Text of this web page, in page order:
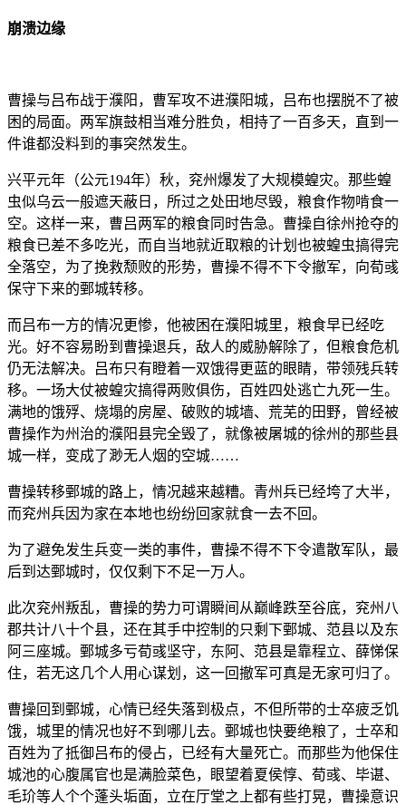
崩溃边缘
曹操与吕布战于濮阳，曹军攻不进濮阳城，吕布也摆脱不了被
困的局面。两军旗鼓相当难分胜负，相持了一百多天，直到一
件谁都没料到的事突然发生。
兴平元年（公元194年）秋，兖州爆发了大规模蝗灾。那些蝗
虫似乌云一般遮天蔽日，所过之处田地尽毁，粮食作物啃食一
空。这样一来，曹吕两军的粮食同时告急。曹操自徐州抢夺的
粮食已差不多吃光，而自当地就近取粮的计划也被蝗虫搞得完
全落空，为了挽救颓败的形势，曹操不得不下令撤军，向荀彧
保守下来的鄄城转移。
而吕布一方的情况更惨，他被困在濮阳城里，粮食早已经吃
光。好不容易盼到曹操退兵，敌人的威胁解除了，但粮食危机
仍无法解决。吕布只有瞪着一双饿得更蓝的眼睛，带领残兵转
移。一场大仗被蝗灾搞得两败俱伤，百姓四处逃亡九死一生。
满地的饿殍、烧塌的房屋、破败的城墙、荒芜的田野，曾经被
曹操作为州治的濮阳县完全毁了，就像被屠城的徐州的那些县
城一样，变成了渺无人烟的空城……
曹操转移鄄城的路上，情况越来越糟。青州兵已经垮了大半，
而兖州兵因为家在本地也纷纷回家就食一去不回。
为了避免发生兵变一类的事件，曹操不得不下令遣散军队，最
后到达鄄城时，仅仅剩下不足一万人。
此次兖州叛乱，曹操的势力可谓瞬间从巅峰跌至谷底，兖州八
郡共计八十个县，还在其手中控制的只剩下鄄城、范县以及东
阿三座城。鄄城多亏荀彧坚守，东阿、范县是靠程立、薛悌保
住，若无这几个人用心谋划，这一回撤军可真是无家可归了。
曹操回到鄄城，心情已经失落到极点，不但所带的士卒疲乏饥
饿，城里的情况也好不到哪儿去。鄄城也快要绝粮了，士卒和
百姓为了抵御吕布的侵占，已经有大量死亡。而那些为他保住
城池的心腹属官也是满脸菜色，眼望着夏侯惇、荀彧、毕谌、
毛玠等人个个蓬头垢面，立在厅堂之上都有些打晃，曹操意识